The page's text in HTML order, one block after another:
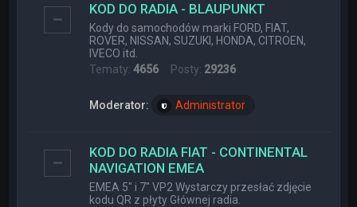
KOD DO RADIA - BLAUPUNKT
Kody do samochodów marki FORD, FIAT,
ROVER, NISSAN, SUZUKI, HONDA, CITROEN,
IVECO itd.
Tematy:4656 Posty: 29236
Moderator: Administrator
KOD DO RADIA FIAT - CONTINENTAL
NAVIGATION EMEA
EMEA 5" i 7" VP2 Wystarczy przesłać zdjęcie
kodu QR z płyty Głównej radia.